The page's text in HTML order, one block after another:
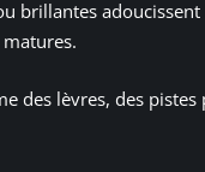
brillantes
des lèvres, des